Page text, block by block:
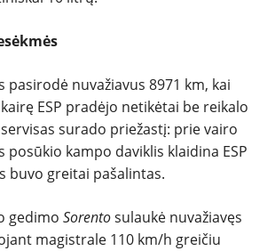
pasirodė nuvažiavus 8971 km, kai
ESP pradėjo netikėtai be reikalo
surado priežastį: prie vairo
posūkio kampo daviklis klaidina ESP
buvo greitai pašalintas.
gedimo Sorentosulaukė nuvažiavęs
magistrale 110 km/h greičiu